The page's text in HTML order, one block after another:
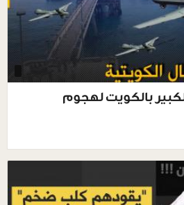
بالكويت لهجوم